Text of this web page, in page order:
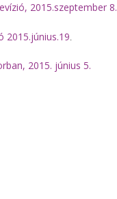
2015.szeptember 8.
2015.június.19.
2015. június 5.